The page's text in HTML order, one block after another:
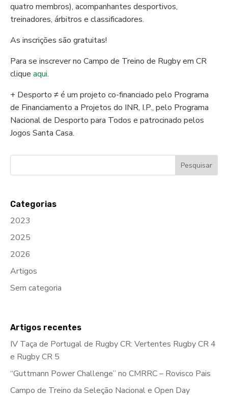
quatro membros), acompanhantes desportivos,
treinadores, árbitros e classificadores.
As inscrições são gratuitas!
Para se inscrever no Campo de Treino de Rugby em CR
clique aqui.
+ Desporto ≠ é um projeto co-financiado pelo Programa
de Financiamento a Projetos do INR, I.P., pelo Programa
Nacional de Desporto para Todos e patrocinado pelos
Jogos Santa Casa.
Categorias
2023
2025
2026
Artigos
Sem categoria
Artigos recentes
IV Taça de Portugal de Rugby CR: Vertentes Rugby CR 4
e Rugby CR 5
“Guttmann Power Challenge” no CMRRC – Rovisco Pais
Campo de Treino da Seleção Nacional e Open Day